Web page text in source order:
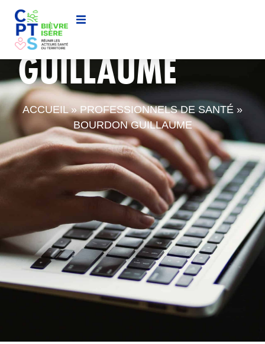
BOURDON
GUILLAUME
ACCUEIL»PROFESSIONNELS DE SANTÉ »
BOURDON GUILLAUME